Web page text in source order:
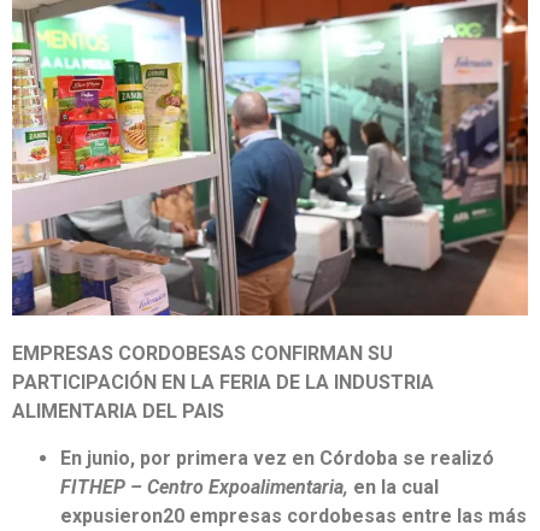
EMPRESAS CORDOBESAS CONFIRMAN SU
PARTICIPACIÓN EN LA FERIA DE LA INDUSTRIA
ALIMENTARIA DEL PAIS
En junio, por primera vez en Córdoba se realizó
FITHEP – Centro Expoalimentaria, en la cual
expusieron20 empresas cordobesas entre las más